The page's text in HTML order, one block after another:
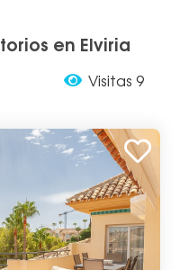
en Elviria
Visitas 9